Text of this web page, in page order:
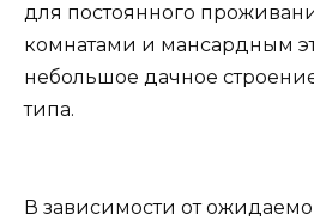
для постоянного
комнатами и мансардным
небольшое дачное
типа.
В зависимости от